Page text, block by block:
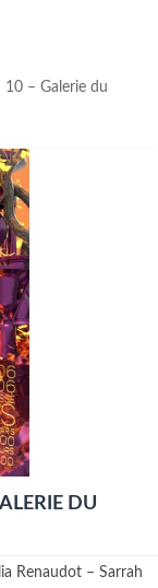
et promouvoir la
10 – Galerie du
DU
Renaudot – Sarrah